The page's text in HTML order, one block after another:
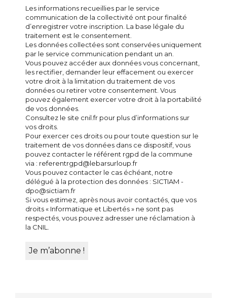
Les informations recueillies par le service
communication de la collectivité ont pour finalité
d’enregistrer votre inscription. La base légale du
traitement est le consentement.
Les données collectées sont conservées uniquement
par le service communication pendant un an.
Vous pouvez accéder aux données vous concernant,
les rectifier, demander leur effacement ou exercer
votre droit à la limitation du traitement de vos
données ou retirer votre consentement. Vous
pouvez également exercer votre droit à la portabilité
de vos données.
Consultez le site cnil.fr pour plus d’informations sur
vos droits.
Pour exercer ces droits ou pour toute question sur le
traitement de vos données dans ce dispositif, vous
pouvez contacter le référent rgpd de la commune
via : referentrgpd@lebarsurloup.fr
Vous pouvez contacter le cas échéant, notre
délégué à la protection des données : SICTIAM -
dpo@sictiam.fr
Si vous estimez, après nous avoir contactés, que vos
droits « Informatique et Libertés » ne sont pas
respectés, vous pouvez adresser une réclamation à
la CNIL.